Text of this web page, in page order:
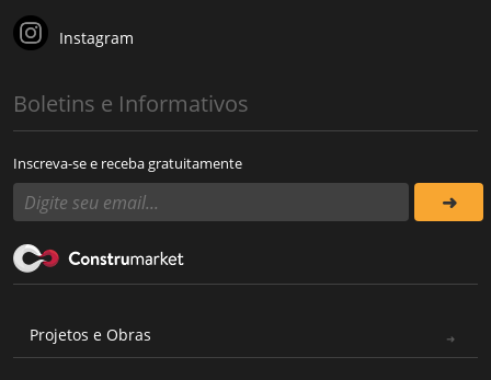
Instagram
Boletins e Informativos
Inscreva-se e receba gratuitamente
Projetos e Obras